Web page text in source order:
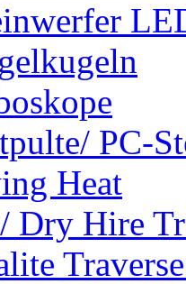
PC-
Heat
Dry Hire